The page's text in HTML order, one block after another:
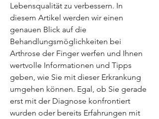
Lebensqualität zu verbessern. In
diesem Artikel werden wir einen
genauen Blick auf die
Behandlungsmöglichkeiten bei
Arthrose der Finger werfen und Ihnen
wertvolle Informationen und Tipps
geben, wie Sie mit dieser Erkrankung
umgehen können. Egal, ob Sie gerade
erst mit der Diagnose konfrontiert
wurden oder bereits Erfahrungen mit